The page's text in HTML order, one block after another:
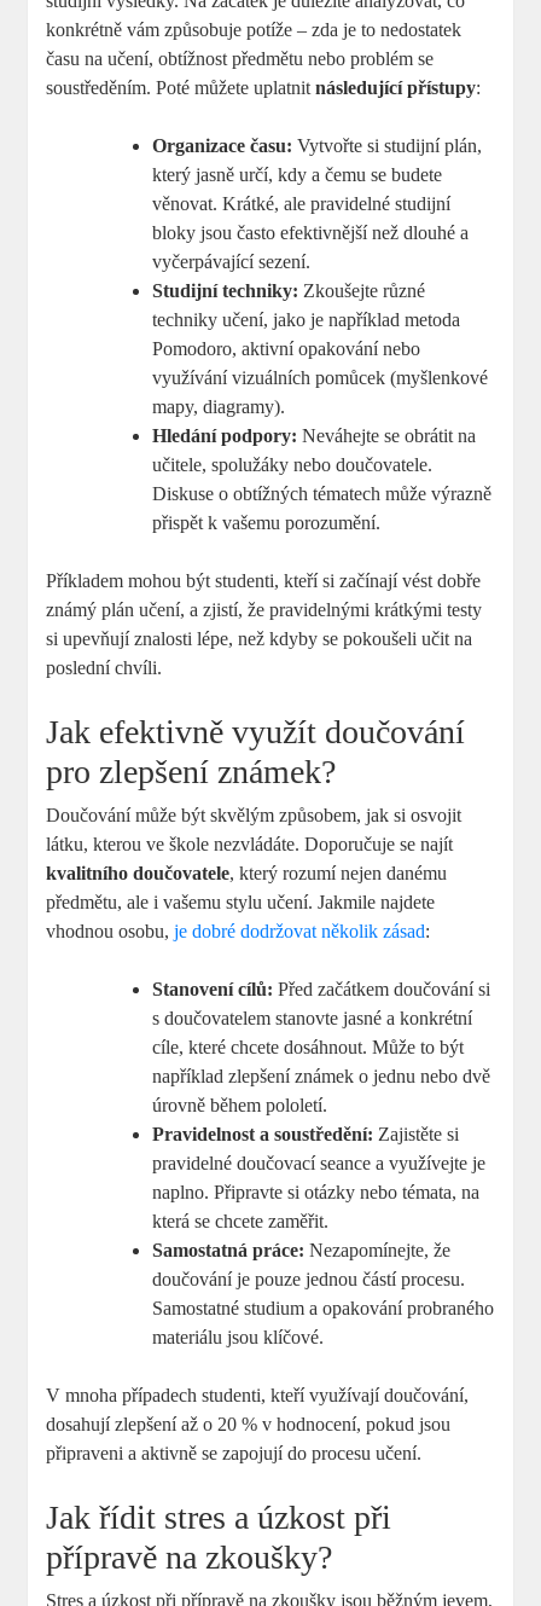
konkrétně vám způsobuje potíže – zda je to nedostatek
času na učení, obtížnost předmětu nebo problém se
soustředěním. Poté můžete uplatnitnásledující přístupy:
Organizace času: Vytvořte si studijní plán,
který jasně určí, kdy a čemu se budete
věnovat. Krátké, ale pravidelné studijní
bloky jsou často efektivnější než dlouhé a
vyčerpávající sezení.
Studijní techniky: Zkoušejte různé
techniky učení, jako je například metoda
Pomodoro, aktivní opakování nebo
využívání vizuálních pomůcek (myšlenkové
mapy, diagramy).
Hledání podpory: Neváhejte se obrátit na
učitele, spolužáky nebo doučovatele.
Diskuse o obtížných tématech může výrazně
přispět k vašemu porozumění.
Příkladem mohou být studenti, kteří si začínají vést dobře
známý plán učení, a zjistí, že pravidelnými krátkými testy
si upevňují znalosti lépe, než kdyby se pokoušeli učit na
poslední chvíli.
Jak efektivně využít doučování
pro zlepšení známek?
Doučování může být skvělým způsobem, jak si osvojit
látku, kterou ve škole nezvládáte. Doporučuje se najít
kvalitního doučovatele, který rozumí nejen danému
předmětu, ale i vašemu stylu učení. Jakmile najdete
vhodnou osobu,je dobré dodržovat několik zásad:
Stanovení cílů: Před začátkem doučování si
s doučovatelem stanovte jasné a konkrétní
cíle, které chcete dosáhnout. Může to být
například zlepšení známek o jednu nebo dvě
úrovně během pololetí.
Pravidelnost a soustředění: Zajistěte si
pravidelné doučovací seance a využívejte je
naplno. Připravte si otázky nebo témata, na
která se chcete zaměřit.
Samostatná práce: Nezapomínejte, že
doučování je pouze jednou částí procesu.
Samostatné studium a opakování probraného
materiálu jsou klíčové.
V mnoha případech studenti, kteří využívají doučování,
dosahují zlepšení až o 20 % v hodnocení, pokud jsou
připraveni a aktivně se zapojují do procesu učení.
Jak řídit stres a úzkost při
přípravě na zkoušky?
Stres a úzkost při přípravě na zkoušky jsou běžným jevem,